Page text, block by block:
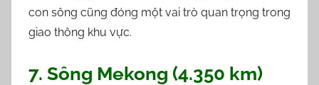
con sông cũng đóng một vai trò quan trọng trong
giao thông khu vực.
7. Sông Mekong (4.350 km)